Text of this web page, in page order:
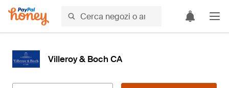
Villeroy & Boch CA